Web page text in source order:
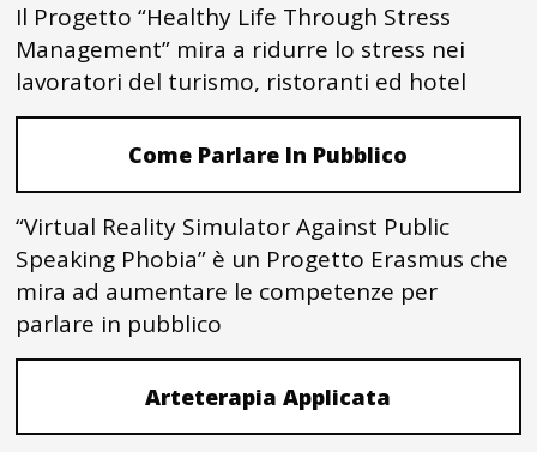
Il Progetto “Healthy Life Through Stress
Management” mira a ridurre lo stress nei
lavoratori del turismo, ristoranti ed hotel
Come Parlare In Pubblico
“Virtual Reality Simulator Against Public
Speaking Phobia” è un Progetto Erasmus che
mira ad aumentare le competenze per
parlare in pubblico
Arteterapia Applicata